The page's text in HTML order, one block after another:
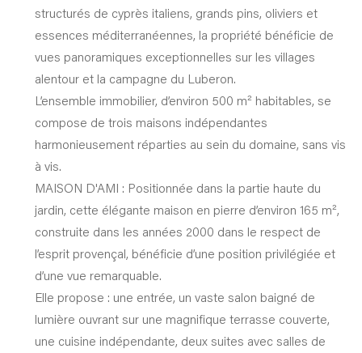
structurés de cyprès italiens, grands pins, oliviers et
essences méditerranéennes, la propriété bénéficie de
vues panoramiques exceptionnelles sur les villages
alentour et la campagne du Luberon.
L’ensemble immobilier, d’environ 500 m² habitables, se
compose de trois maisons indépendantes
harmonieusement réparties au sein du domaine, sans vis
à vis.
MAISON D'AMI : Positionnée dans la partie haute du
jardin, cette élégante maison en pierre d’environ 165 m²,
construite dans les années 2000 dans le respect de
l’esprit provençal, bénéficie d’une position privilégiée et
d’une vue remarquable.
Elle propose : une entrée, un vaste salon baigné de
lumière ouvrant sur une magnifique terrasse couverte,
une cuisine indépendante, deux suites avec salles de